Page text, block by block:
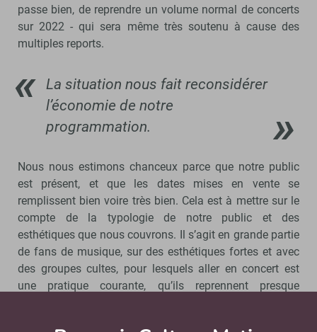
passe bien, de reprendre un volume normal de concerts
sur 2022 - qui sera même très soutenu à cause des
multiples reports.
La situation nous fait reconsidérer
l’économie de notre
programmation.
Nous nous estimons chanceux parce que notre public
est présent, et que les dates mises en vente se
remplissent bien voire très bien. Cela est à mettre sur le
compte de la typologie de notre public et des
esthétiques que nous couvrons. Il s’agit en grande partie
de fans de musique, sur des esthétiques fortes et avec
des groupes cultes, pour lesquels aller en concert est
une pratique courante, qu’ils reprennent presque